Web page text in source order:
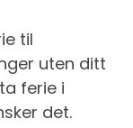
til
uten ditt
ferie i
det.